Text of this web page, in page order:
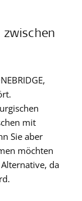
zwischen
mit
Sie aber
möchten
da